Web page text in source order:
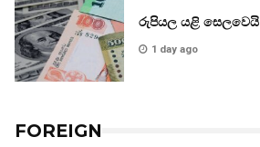
රුපියල යළි සෙලවෙයි
1 day ago
FOREIGN